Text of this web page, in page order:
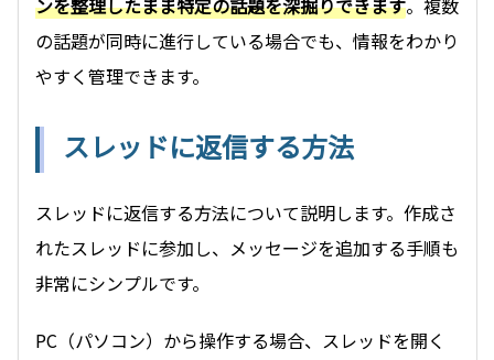
ンを整理したまま特定の話題を深掘りできます。複数
の話題が同時に進行している場合でも、情報をわかり
やすく管理できます。
スレッドに返信する方法
スレッドに返信する方法について説明します。作成さ
れたスレッドに参加し、メッセージを追加する手順も
非常にシンプルです。
PC（パソコン）から操作する場合、スレッドを開く